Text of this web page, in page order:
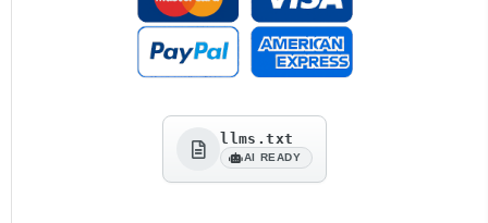
llms.txt
AI READY